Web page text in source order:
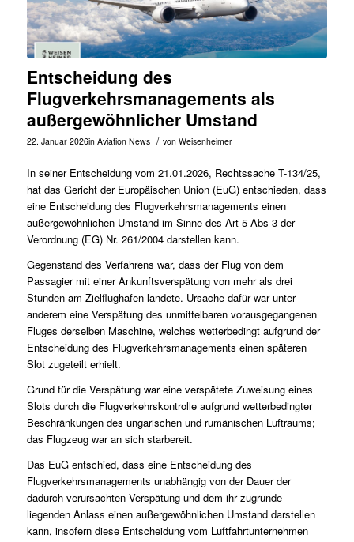
Entscheidung des
Flugverkehrsmanagements als
außergewöhnlicher Umstand
22. Januar 2026in Aviation News / von Weisenheimer
In seiner Entscheidung vom 21.01.2026, Rechtssache T-134/25,
hat das Gericht der Europäischen Union (EuG) entschieden, dass
eine Entscheidung des Flugverkehrsmanagements einen
außergewöhnlichen Umstand im Sinne des Art 5 Abs 3 der
Verordnung (EG) Nr. 261/2004 darstellen kann.
Gegenstand des Verfahrens war, dass der Flug von dem
Passagier mit einer Ankunftsverspätung von mehr als drei
Stunden am Zielflughafen landete. Ursache dafür war unter
anderem eine Verspätung des unmittelbaren vorausgegangenen
Fluges derselben Maschine, welches wetterbedingt aufgrund der
Entscheidung des Flugverkehrsmanagements einen späteren
Slot zugeteilt erhielt.
Grund für die Verspätung war eine verspätete Zuweisung eines
Slots durch die Flugverkehrskontrolle aufgrund wetterbedingter
Beschränkungen des ungarischen und rumänischen Luftraums;
das Flugzeug war an sich starbereit.
Das EuG entschied, dass eine Entscheidung des
Flugverkehrsmanagements unabhängig von der Dauer der
dadurch verursachten Verspätung und dem ihr zugrunde
liegenden Anlass einen außergewöhnlichen Umstand darstellen
kann, insofern diese Entscheidung vom Luftfahrtunternehmen